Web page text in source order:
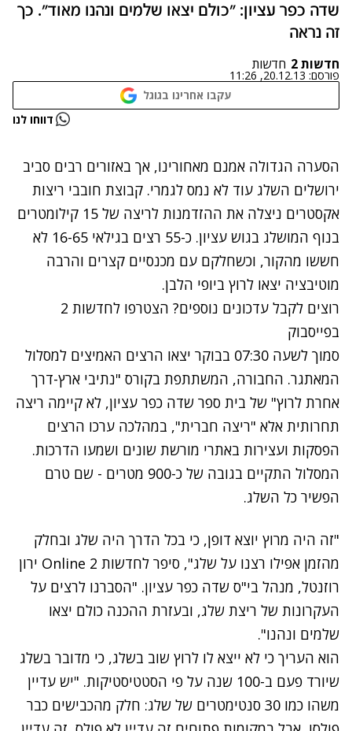
שדה כפר עציון: "כולם יצאו שלמים ונהנו מאוד". כך
זה נראה
חדשות 2 חדשות
פורסם: 20.12.13, 11:26
עקבו אחרינו בגוגל
נתקלנו בבעיה דווחו לנו
הסערה הגדולה אמנם מאחורינו, אך באזורים רבים סביב
ירושלים השלג עוד לא נמס לגמרי. קבוצת חובבי ריצות
אקסטרים ניצלה את ההזדמנות לריצה של 15 קילומטרים
בנוף המושלג בגוש עציון. כ-55 רצים בגילאי 16-65 לא
חששו מהקור, וכשחלקם עם מכנסיים קצרים והרבה
מוטיבציה יצאו לרוץ ביופי הלבן.
רוצים לקבל עדכונים נוספים? הצטרפו לחדשות 2
בפייסבוק
סמוך לשעה 07:30 בבוקר יצאו הרצים האמיצים למסלול
המאתגר. החבורה, המשתתפת בקורס "נתיבי ארץ-דרך
אחרת לרוץ" של בית ספר שדה כפר עציון, לא קיימה ריצה
תחרותית אלא "ריצה חברית", במהלכה ערכו הרצים
הפסקות ועצירות באתרי מורשת שונים ושמעו הדרכות.
המסלול התקיים בגובה של כ-900 מטרים - שם טרם
הפשיר כל השלג.
"זה היה מרוץ יוצא דופן, כי בכל הדרך היה שלג ובחלק
מהזמן אפילו רצנו על שלג", סיפר לחדשות 2 Online ירון
רוזנטל, מנהל בי"ס שדה כפר עציון. "הסברנו לרצים על
העקרונות של ריצת שלג, ובעזרת ההכנה כולם יצאו
שלמים ונהנו".
הוא העריך כי לא ייצא לו לרוץ שוב בשלג, כי מדובר בשלג
שיורד פעם ב-100 שנה על פי הסטטיסטיקות. "יש עדיין
משהו כמו 30 סנטימטרים של שלג: חלק מהכבישים כבר